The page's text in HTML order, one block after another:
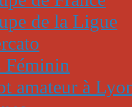
de la Ligue
Féminin
amateur à